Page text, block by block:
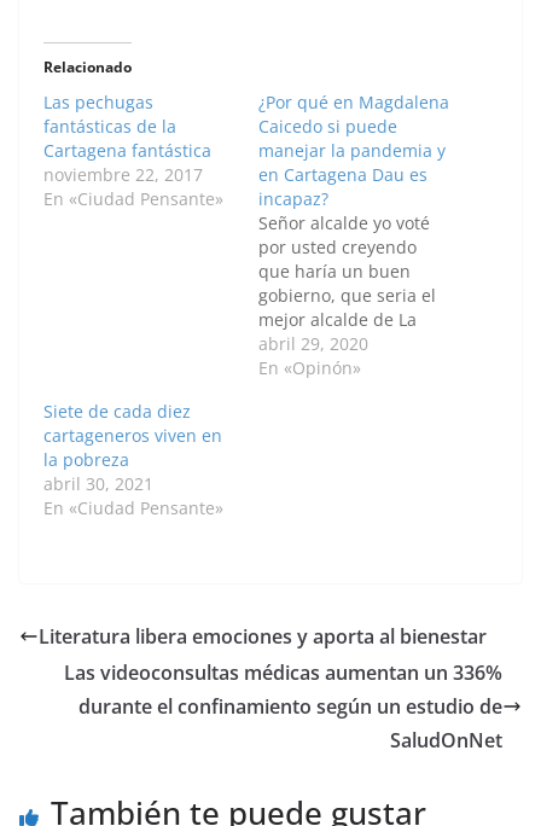
Relacionado
Las pechugas
fantásticas de la
Cartagena fantástica
noviembre 22, 2017
En «Ciudad Pensante»
¿Por qué en Magdalena
Caicedo si puede
manejar la pandemia y
en Cartagena Dau es
incapaz?
Señor alcalde yo voté
por usted creyendo
que haría un buen
gobierno, que seria el
mejor alcalde de La
Heroica, pensé que tal
vez tendría la
abril 29, 2020
En «Opinón»
Siete de cada diez
cartageneros viven en
la pobreza
abril 30, 2021
En «Ciudad Pensante»
Literatura libera emociones y aporta al bienestar
Las videoconsultas médicas aumentan un 336%
durante el confinamiento según un estudio de
SaludOnNet
También te puede gustar